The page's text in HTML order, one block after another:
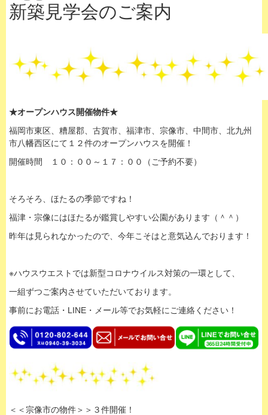
新築見学会のご案内
★オープンハウス開催物件★
福岡市東区、糟屋郡、古賀市、福津市、宗像市、中間市、北九州
市八幡西区にて１２件のオープンハウスを開催！
開催時間 １０：００～１７：００（ご予約不要）
そろそろ、ほたるの季節ですね！
福津・宗像にはほたるが鑑賞しやすい公園があります（＾＾）
昨年は見られなかったので、今年こそはと意気込んでおります！
※ハウスウエストでは新型コロナウイルス対策の一環として、
一組ずつご案内させていただいております。
事前にお電話・LINE・メール等でお気軽にご連絡ください！
＜＜宗像市の物件＞＞３件開催！